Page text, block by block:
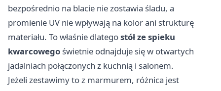
bezpośrednio na blacie nie zostawia śladu, a
promienie UV nie wpływają na kolor ani strukturę
materiału. To właśnie dlategostół ze spieku
kwarcowego świetnie odnajduje się w otwartych
jadalniach połączonych z kuchnią i salonem.
Jeżeli zestawimy to z marmurem, różnica jest